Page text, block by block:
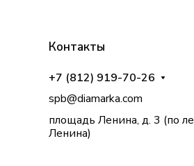
Контакты
+7 (812) 919-70-26
spb@diamarka.com
площадь Ленина, д. 3 (по
Ленина)